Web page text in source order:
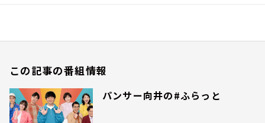
この記事の番組情報
パンサー向井の#ふらっと